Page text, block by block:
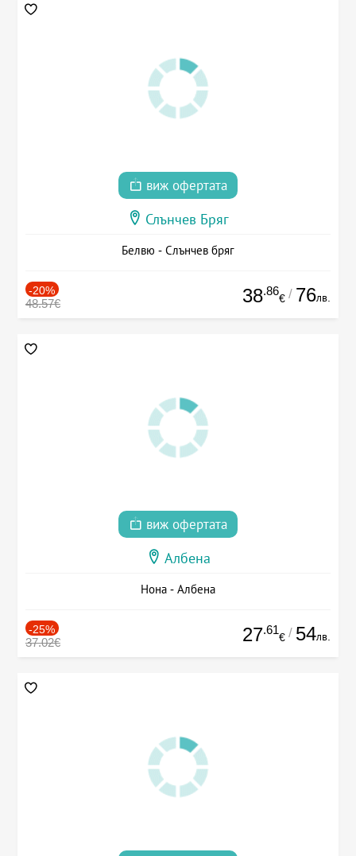
виж офертата
Слънчев Бряг
Белвю - Слънчев бряг
-20%
48.57€ 38.86
€ / 76лв.
виж офертата
Албена
Нона - Албена
-25%
37.02€ 27.61
€ / 54лв.